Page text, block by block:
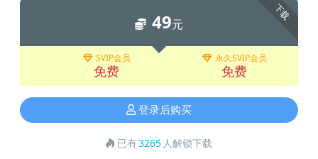
下载
49元
SVIP会员
免费
永久SVIP会员
免费
登录后购买
已有3265 人解锁下载